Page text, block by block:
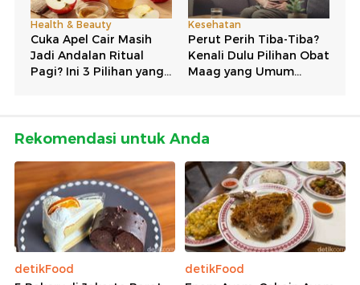
Rekomendasi untuk Anda
detikFood
detikFood